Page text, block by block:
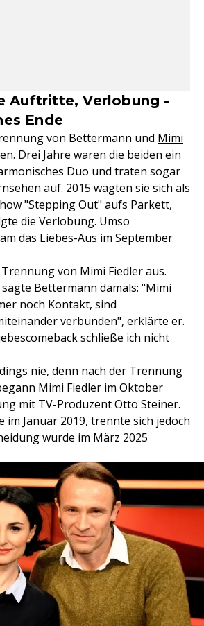
Auftritte, Verlobung -
Ende
von Bettermann und Mimi
Drei Jahre waren die beiden ein
Duo und traten sogar
auf. 2015 wagten sie sich als
"Stepping Out" aufs Parkett,
die Verlobung. Umso
das Liebes-Aus im September
von Mimi Fiedler aus.
Bettermann damals: "Mimi
noch Kontakt, sind
verbunden", erklärte er.
schließe ich nicht
nie, denn nach der Trennung
Mimi Fiedler im Oktober
mit TV-Produzent Otto Steiner.
im Januar 2019, trennte sich jedoch
wurde im März 2025